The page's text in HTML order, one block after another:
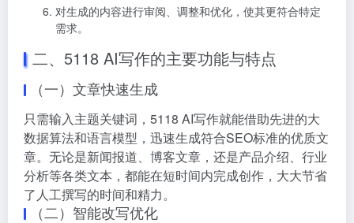
对生成的内容进行审阅、调整和优化，使其更符合特定
需求。
二、5118 AI写作的主要功能与特点
（一）文章快速生成
只需输入主题关键词，5118 AI写作就能借助先进的大
数据算法和语言模型，迅速生成符合SEO标准的优质文
章。无论是新闻报道、博客文章，还是产品介绍、行业
分析等各类文本，都能在短时间内完成创作，大大节省
了人工撰写的时间和精力。
（二）智能改写优化